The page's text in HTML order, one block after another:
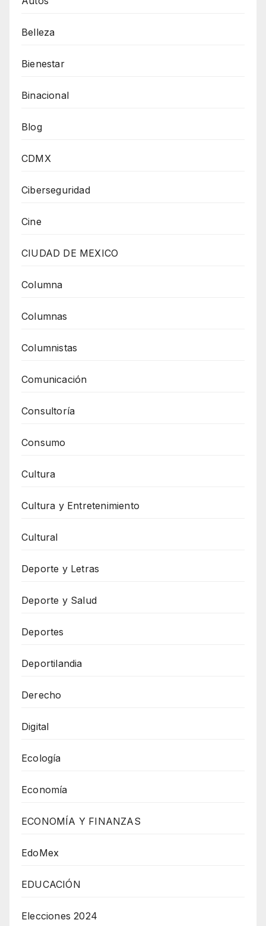
Belleza
Bienestar
Binacional
Blog
CDMX
Ciberseguridad
Cine
CIUDAD DE MEXICO
Columna
Columnas
Columnistas
Comunicación
Consultoría
Consumo
Cultura
Cultura y Entretenimiento
Cultural
Deporte y Letras
Deporte y Salud
Deportes
Deportilandia
Derecho
Digital
Ecología
Economía
ECONOMÍA Y FINANZAS
EdoMex
EDUCACIÓN
Elecciones 2024